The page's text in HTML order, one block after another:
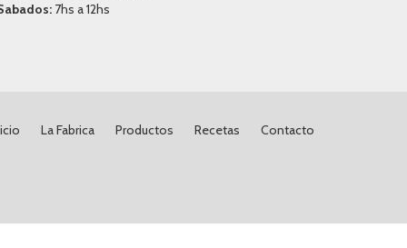
7hs a 12hs
La Fabrica Productos Recetas Contacto